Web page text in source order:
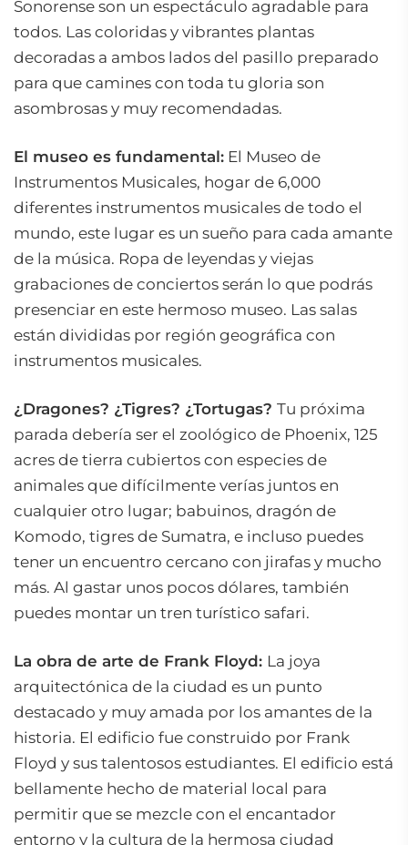
Sonorense son un espectáculo agradable para
todos. Las coloridas y vibrantes plantas
decoradas a ambos lados del pasillo preparado
para que camines con toda tu gloria son
asombrosas y muy recomendadas.
El museo es fundamental: El Museo de
Instrumentos Musicales, hogar de 6,000
diferentes instrumentos musicales de todo el
mundo, este lugar es un sueño para cada amante
de la música. Ropa de leyendas y viejas
grabaciones de conciertos serán lo que podrás
presenciar en este hermoso museo. Las salas
están divididas por región geográfica con
instrumentos musicales.
¿Dragones? ¿Tigres? ¿Tortugas? Tu próxima
parada debería ser el zoológico de Phoenix, 125
acres de tierra cubiertos con especies de
animales que difícilmente verías juntos en
cualquier otro lugar; babuinos, dragón de
Komodo, tigres de Sumatra, e incluso puedes
tener un encuentro cercano con jirafas y mucho
más. Al gastar unos pocos dólares, también
puedes montar un tren turístico safari.
La obra de arte de Frank Floyd: La joya
arquitectónica de la ciudad es un punto
destacado y muy amada por los amantes de la
historia. El edificio fue construido por Frank
Floyd y sus talentosos estudiantes. El edificio está
bellamente hecho de material local para
permitir que se mezcle con el encantador
entorno y la cultura de la hermosa ciudad